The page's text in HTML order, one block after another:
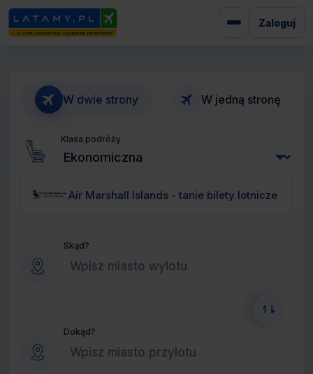
Zaloguj
W dwie strony W jedną stronę
Klasa podróży
Air Marshall Islands - tanie bilety lotnicze
Skąd?
Dokąd?